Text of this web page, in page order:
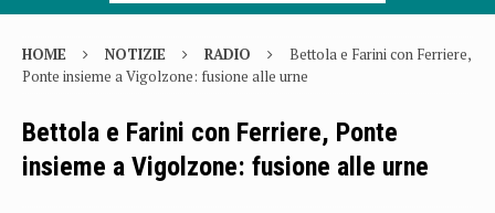
HOME NOTIZIE RADIO
Bettola e Farini con Ferriere,
Ponte insieme a Vigolzone: fusione alle urne
Bettola e Farini con Ferriere, Ponte
insieme a Vigolzone: fusione alle urne